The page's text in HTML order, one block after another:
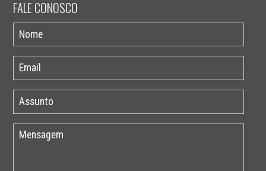
FALE CONOSCO